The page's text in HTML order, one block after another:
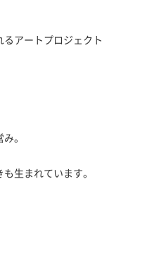
アートプロジェクト
。
生まれています。